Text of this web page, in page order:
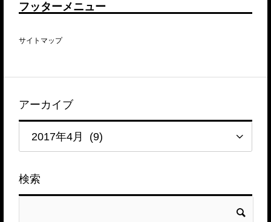
フッターメニュー
サイトマップ
アーカイブ
検索